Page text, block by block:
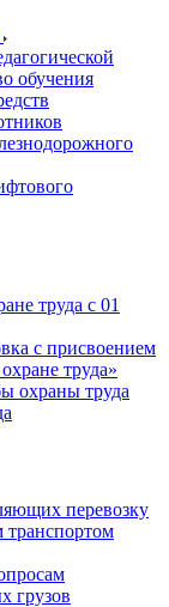
обучения
труда с 01
с присвоением
труда»
охраны труда
перевозку
транспортом
грузов